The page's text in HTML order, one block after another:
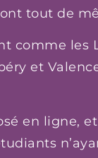
tout de
comme les
et
en ligne,